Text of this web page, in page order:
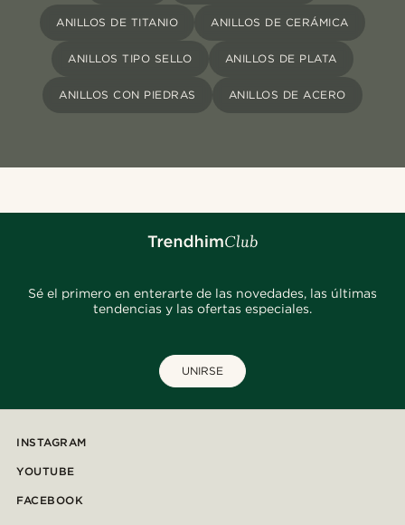
ANILLOS DE TITANIO ANILLOS DE CERÁMICA
ANILLOS TIPO SELLO ANILLOS DE PLATA
ANILLOS CON PIEDRAS ANILLOS DE ACERO
Sé el primero en enterarte de las novedades, las últimas
tendencias y las ofertas especiales.
UNIRSE
INSTAGRAM
YOUTUBE
FACEBOOK